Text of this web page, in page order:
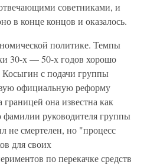
советниками, и
в конце концов и оказалось.
политике. Темпы
30-х — 50-х годов хорошо
с подачи группы
официальную реформу
она известна как
руководителя группы
не смертелен, но "процесс
для своих
по перекачке средств